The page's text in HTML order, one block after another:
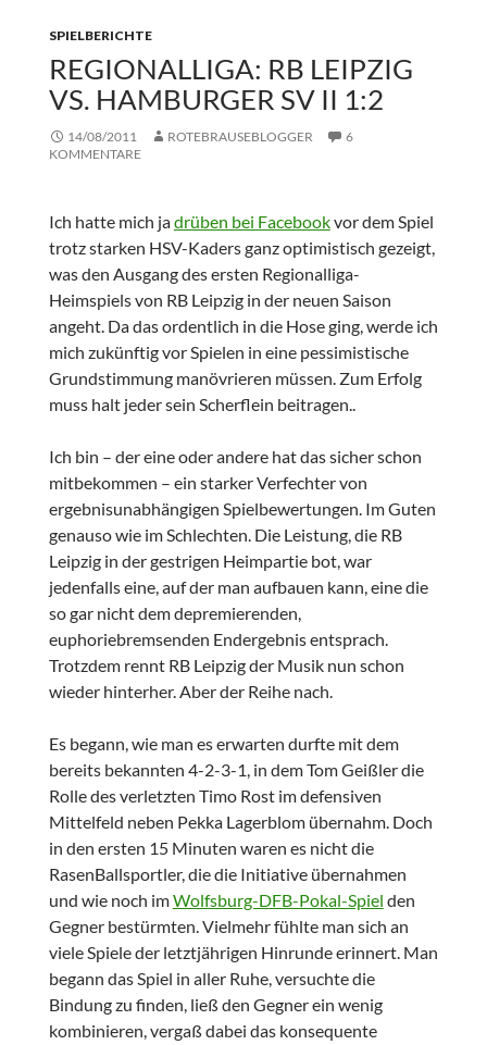
SPIELBERICHTE
REGIONALLIGA: RB LEIPZIG
VS. HAMBURGER SV II 1:2
14/08/2011 ROTEBRAUSEBLOGGER
6
KOMMENTARE
Ich hatte mich jadrüben bei Facebookvor dem Spiel
trotz starken HSV-Kaders ganz optimistisch gezeigt,
was den Ausgang des ersten Regionalliga-
Heimspiels von RB Leipzig in der neuen Saison
angeht. Da das ordentlich in die Hose ging, werde ich
mich zukünftig vor Spielen in eine pessimistische
Grundstimmung manövrieren müssen. Zum Erfolg
muss halt jeder sein Scherflein beitragen..
Ich bin – der eine oder andere hat das sicher schon
mitbekommen – ein starker Verfechter von
ergebnisunabhängigen Spielbewertungen. Im Guten
genauso wie im Schlechten. Die Leistung, die RB
Leipzig in der gestrigen Heimpartie bot, war
jedenfalls eine, auf der man aufbauen kann, eine die
so gar nicht dem depremierenden,
euphoriebremsenden Endergebnis entsprach.
Trotzdem rennt RB Leipzig der Musik nun schon
wieder hinterher. Aber der Reihe nach.
Es begann, wie man es erwarten durfte mit dem
bereits bekannten 4-2-3-1, in dem Tom Geißler die
Rolle des verletzten Timo Rost im defensiven
Mittelfeld neben Pekka Lagerblom übernahm. Doch
in den ersten 15 Minuten waren es nicht die
RasenBallsportler, die die Initiative übernahmen
und wie noch imWolfsburg-DFB-Pokal-Spiel den
Gegner bestürmten. Vielmehr fühlte man sich an
viele Spiele der letztjährigen Hinrunde erinnert. Man
begann das Spiel in aller Ruhe, versuchte die
Bindung zu finden, ließ den Gegner ein wenig
kombinieren, vergaß dabei das konsequente